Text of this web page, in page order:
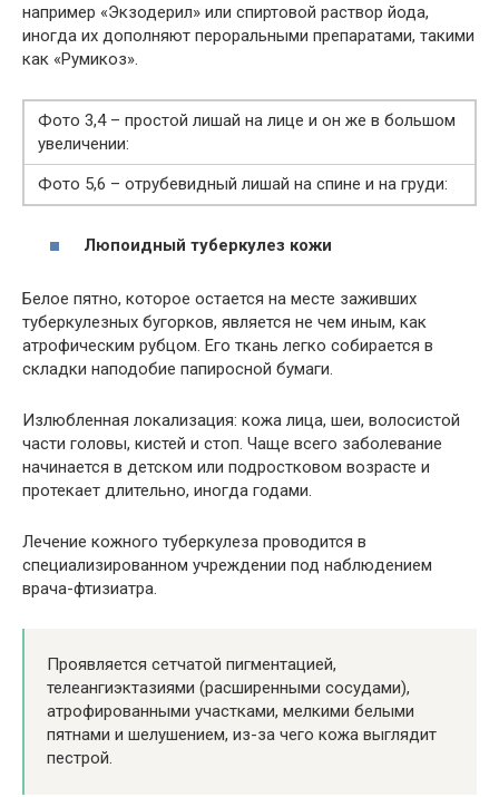
например «Экзодерил» или спиртовой раствор йода,
иногда их дополняют пероральными препаратами, такими
как «Румикоз».
Фото 3,4 – простой лишай на лице и он же в большом
увеличении:
Фото 5,6 – отрубевидный лишай на спине и на груди:
Люпоидный туберкулез кожи
Белое пятно, которое остается на месте заживших
туберкулезных бугорков, является не чем иным, как
атрофическим рубцом. Его ткань легко собирается в
складки наподобие папиросной бумаги.
Излюбленная локализация: кожа лица, шеи, волосистой
части головы, кистей и стоп. Чаще всего заболевание
начинается в детском или подростковом возрасте и
протекает длительно, иногда годами.
Лечение кожного туберкулеза проводится в
специализированном учреждении под наблюдением
врача-фтизиатра.
Проявляется сетчатой пигментацией,
телеангиэктазиями (расширенными сосудами),
атрофированными участками, мелкими белыми
пятнами и шелушением, из-за чего кожа выглядит
пестрой.